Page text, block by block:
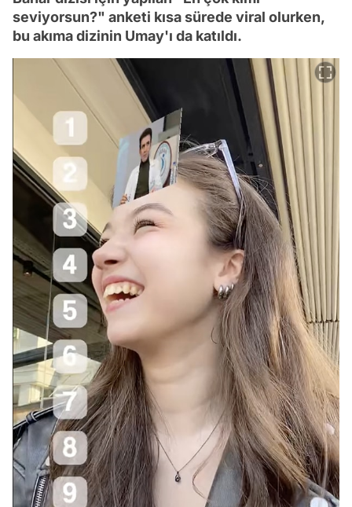
seviyorsun?" anketi kısa sürede viral olurken,
bu akıma dizinin Umay'ı da katıldı.